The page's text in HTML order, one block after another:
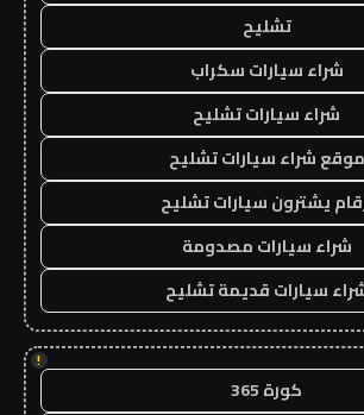
تشليح
شراء سيارات سكراب
شراء سيارات تشليح
موقع شراء سيارات تشليح
يشترون سيارات تشليح
شراء سيارات مصدومة
سيارات قديمة تشليح
!
كورة 365